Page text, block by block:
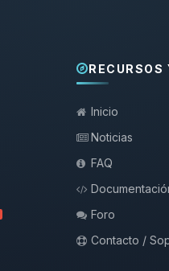
RECURSOS
Inicio
Noticias
FAQ
Foro
Contacto /